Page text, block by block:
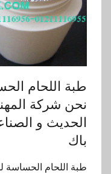
طبة اللحام
نحن شركة
الحديث و
باك
طبة اللحام الحساسة